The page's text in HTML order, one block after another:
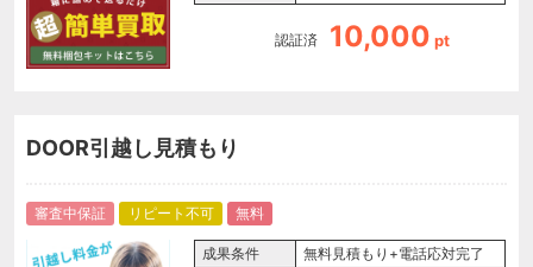
認証済 10,000 pt
DOOR引越し見積もり
審査中保証 リピート不可 無料
成果条件
無料見積もり+電話応対完了